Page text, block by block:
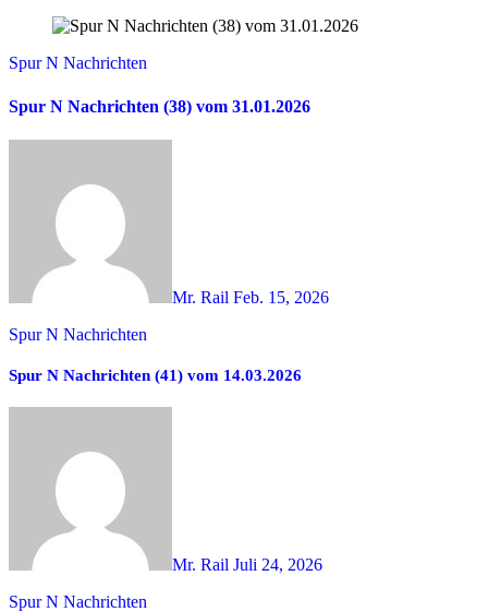
Spur N Nachrichten
Spur N Nachrichten (38) vom 31.01.2026
Mr. Rail Feb. 15, 2026
Spur N Nachrichten
Spur N Nachrichten (41) vom 14.03.2026
Mr. Rail Juli 24, 2026
Spur N Nachrichten